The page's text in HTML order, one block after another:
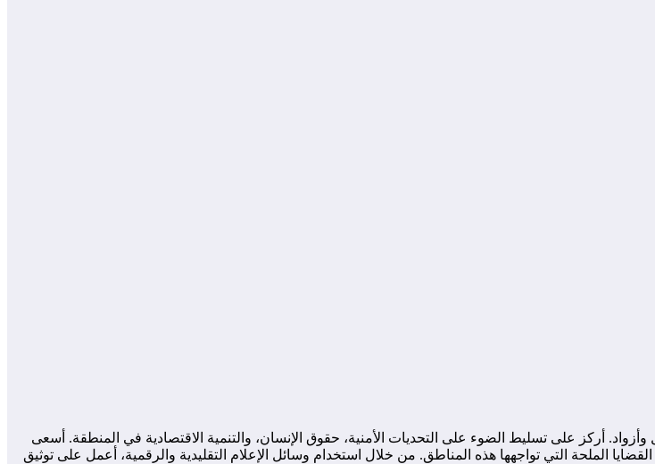
أركز على تسليط الضوء على التحديات الأمنية، حقوق الإنسان، والتنمية الاقتصادية في المنطقة. أسعى
الملحة التي تواجهها هذه المناطق. من خلال استخدام وسائل الإعلام التقليدية والرقمية، أعمل على توثيق